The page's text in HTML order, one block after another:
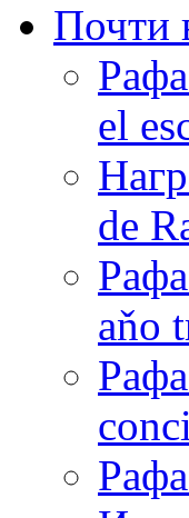
Почти
el
de
aňo